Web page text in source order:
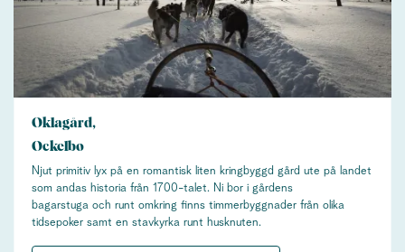
Oklagård,
Ockelbo
Njut primitiv lyx på en romantisk liten kringbyggd gård ute på landet
som andas historia från 1700-talet. Ni bor i gårdens
bagarstuga och runt omkring finns timmerbyggnader från olika
tidsepoker samt en stavkyrka runt husknuten.